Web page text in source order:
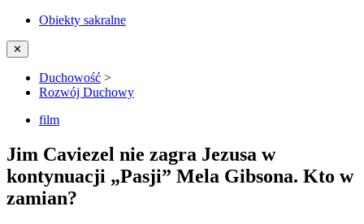
Obiekty sakralne
✕
Duchowość >
Rozwój Duchowy
film
Jim Caviezel nie zagra Jezusa w
kontynuacji „Pasji” Mela Gibsona. Kto w
zamian?